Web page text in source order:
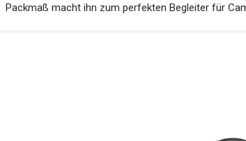
Packmaß macht ihn zum perfekten Begleiter für